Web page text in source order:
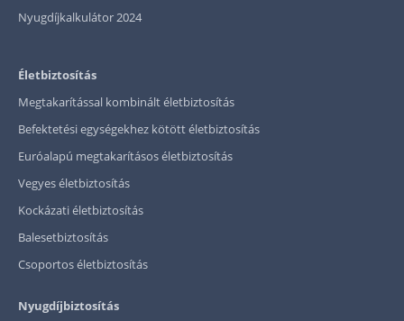
Nyugdíjkalkulátor 2024
Életbiztosítás
Megtakarítással kombinált életbiztosítás
Befektetési egységekhez kötött életbiztosítás
Euróalapú megtakarításos életbiztosítás
Vegyes életbiztosítás
Kockázati életbiztosítás
Balesetbiztosítás
Csoportos életbiztosítás
Nyugdíjbiztosítás